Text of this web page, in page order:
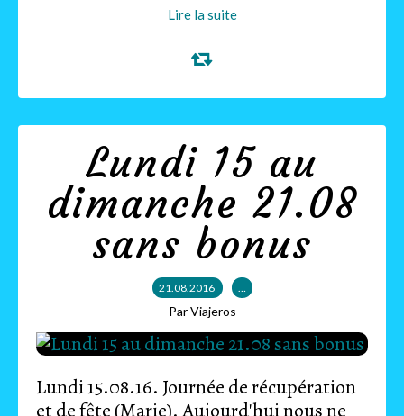
Lire la suite
Lundi 15 au
dimanche 21.08
sans bonus
21.08.2016 …
Par Viajeros
Lundi 15.08.16. Journée de récupération
et de fête (Marie). Aujourd'hui nous ne